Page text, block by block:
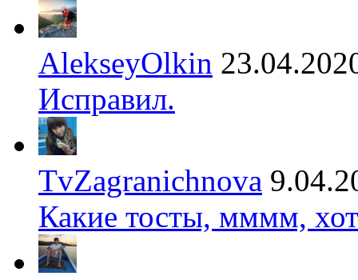
AlekseyOlkin
Исправил.
TvZagranichnova
Какие тосты, мммм,